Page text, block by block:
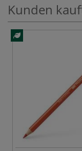
Kunden